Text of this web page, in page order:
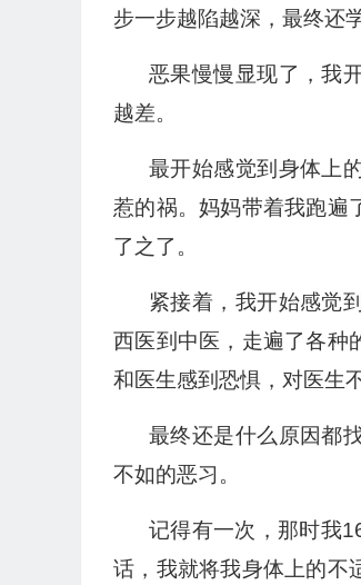
步一步越陷越深，最终还
恶果慢慢显现了，我
越差。
最开始感觉到身体上
惹的祸。妈妈带着我跑遍
了之了。
紧接着，我开始感觉
西医到中医，走遍了各种
和医生感到恐惧，对医生
最终还是什么原因都
不如的恶习。
记得有一次，那时我
话，我就将我身体上的不